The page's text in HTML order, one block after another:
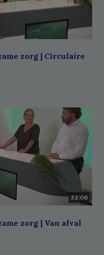
zorg | Circulaire
32:08
zorg | Van afval